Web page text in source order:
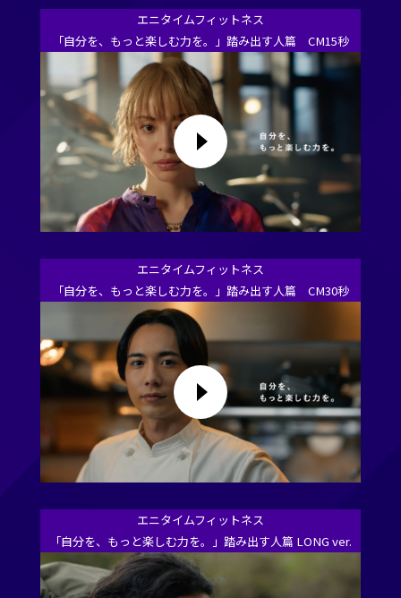
エニタイムフィットネス
「自分を、もっと楽しむ力を。」踏み出す人篇 CM15秒
エニタイムフィットネス
「自分を、もっと楽しむ力を。」踏み出す人篇 CM30秒
エニタイムフィットネス
「自分を、もっと楽しむ力を。」踏み出す人篇 LONG ver.